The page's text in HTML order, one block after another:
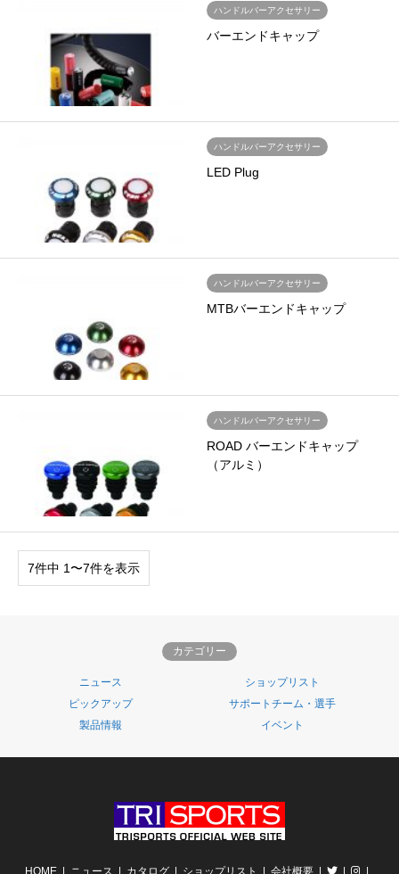
ハンドルバーアクセサリー
バーエンドキャップ
ハンドルバーアクセサリー
LED Plug
ハンドルバーアクセサリー
MTBバーエンドキャップ
ハンドルバーアクセサリー
ROAD バーエンドキャップ
（アルミ）
7件中 1〜7件を表示
カテゴリー
ニュース
ショップリスト
ピックアップ
サポートチーム・選手
製品情報
イベント
HOME ニュース カタログ ショップリスト 会社概要